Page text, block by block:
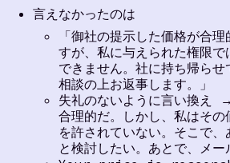
言えなかったのは
「御社の提示した価格が合
すが、私に与えられた権限で
できません。社に持ち帰らせ
相談の上お返事します。」
失礼のないように言い換え
合理的だ。しかし、私はその
を許されていない。そこで
と検討したい。あとで、メー